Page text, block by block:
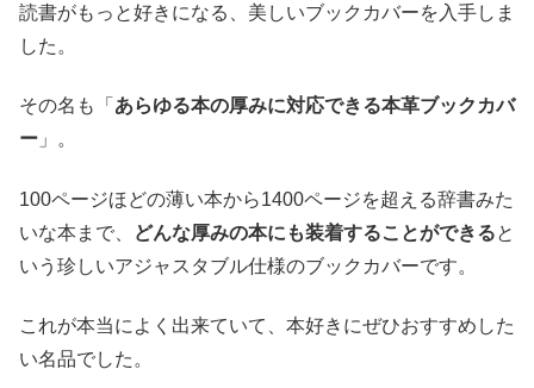
読書がもっと好きになる、美しいブックカバーを入手しま
した。
その名も「 あらゆる本の厚みに対応できる本革ブックカバ
ー 」。
100ページほどの薄い本から1400ページを超える辞書みた
いな本まで、
どんな厚みの本にも装着することができると
いう珍しいアジャスタブル仕様のブックカバーです。
これが本当によく出来ていて、本好きにぜひおすすめした
い名品でした。